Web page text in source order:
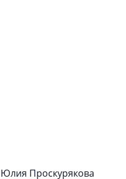
Юлия Проскурякова